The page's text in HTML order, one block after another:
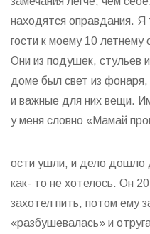
находятся оправдания. Я
гости к моему 10
Они из подушек, стульев
доме был свет из фонаря,
и важные для них вещи.
у меня словно «Мамай
ости ушли, и дело дошло
как- то не хотелось. Он
захотел пить, потом ему
«разбушевалась» и